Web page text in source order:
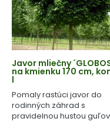
Javor mliečny
na kmienku 170 cm,
l
Pomaly rastúci javor do
rodinných záhrad s
pravidelnou hustou